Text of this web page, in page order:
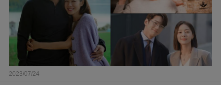
2023/07/24